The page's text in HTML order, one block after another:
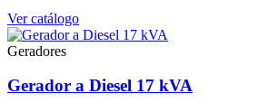
Ver catálogo
Geradores
Gerador a Diesel 17 kVA